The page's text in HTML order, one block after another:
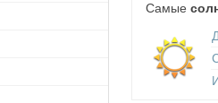
Самые